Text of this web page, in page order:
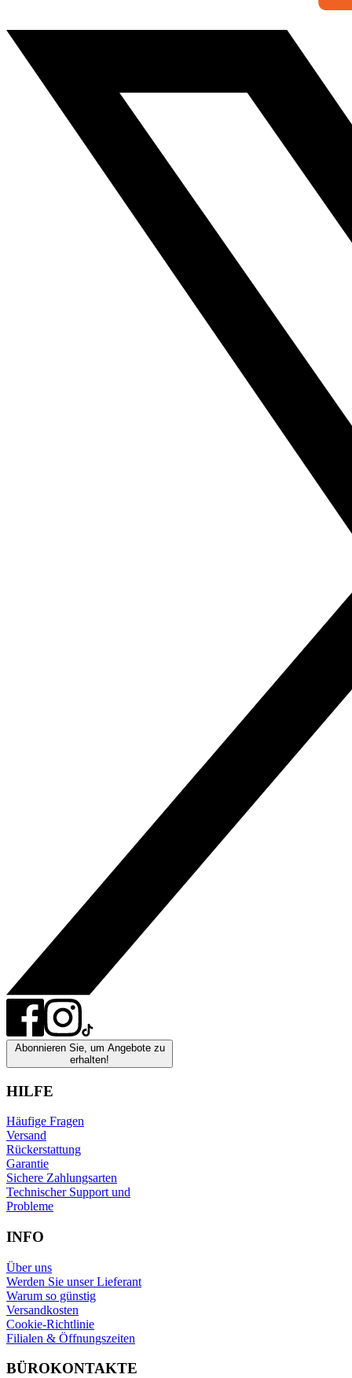
Abonnieren Sie, um Angebote zu
erhalten!
HILFE
Häufige Fragen
Versand
Rückerstattung
Garantie
Sichere Zahlungsarten
Technischer Support und
Probleme
INFO
Über uns
Werden Sie unser Lieferant
Warum so günstig
Versandkosten
Cookie-Richtlinie
Filialen & Öffnungszeiten
BÜROKONTAKTE